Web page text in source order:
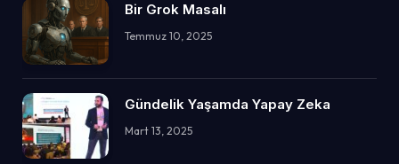
Bir Grok Masalı
Temmuz 10, 2025
Gündelik Yaşamda Yapay Zeka
Mart 13, 2025